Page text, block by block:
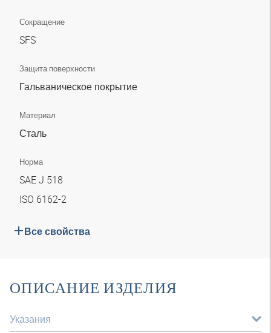
Сокращение
SFS
Защита поверхности
Гальваническое покрытие
Материал
Сталь
Норма
SAE J 518
ISO 6162-2
Все свойства
ОПИСАНИЕ ИЗДЕЛИЯ
Указания